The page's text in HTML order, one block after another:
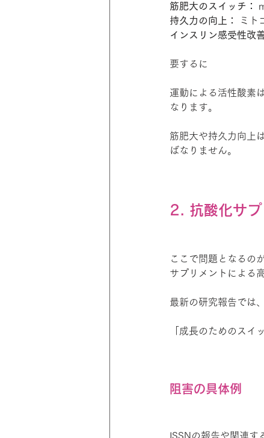
筋肥大のスイッチ：
持久力の向上：
ミト
インスリン感受性改善
要するに
運動による活性酸素
なります。
筋肥大や持久力向上
ばなりません。
2. 抗酸化サプ
ここで問題となるのが
サプリメントによる
最新の研究報告では
「成長のためのスイ
阻害の具体例
ISSNの報告や関連す